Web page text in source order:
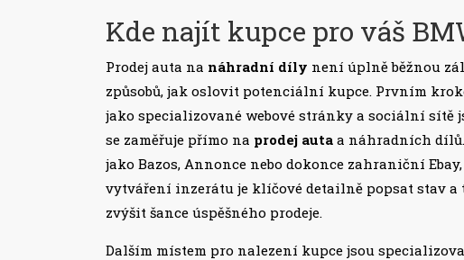
Kde najít kupce pro váš
Prodej auta na náhradní díly není úplně běžnou
způsobů, jak oslovit potenciální kupce. Prvním
jako specializované webové stránky a sociální
se zaměřuje přímo na prodej auta a náhradních
jako Bazos, Annonce nebo dokonce zahraniční
vytváření inzerátu je klíčové detailně popsat stav a
zvýšit šance úspěšného prodeje.
Dalším místem pro nalezení kupce jsou